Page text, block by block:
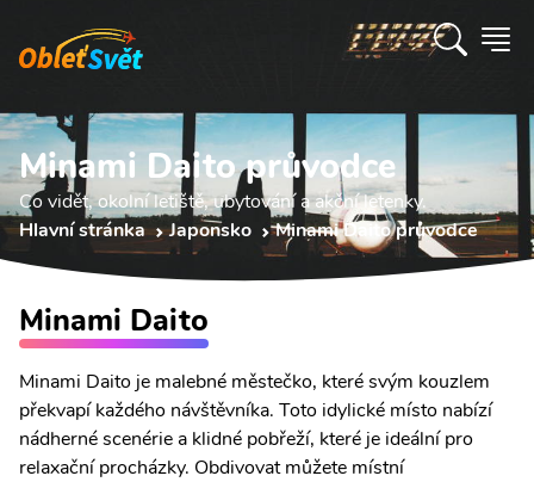
Minami Daito průvodce
Co vidět, okolní letiště, ubytování a akční letenky.
Hlavní stránka
Japonsko Minami Daito průvodce
Minami Daito
Minami Daito je malebné městečko, které svým kouzlem
překvapí každého návštěvníka. Toto idylické místo nabízí
nádherné scenérie a klidné pobřeží, které je ideální pro
relaxační procházky. Obdivovat můžete místní